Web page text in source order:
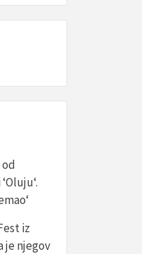
od
iz
je njegov